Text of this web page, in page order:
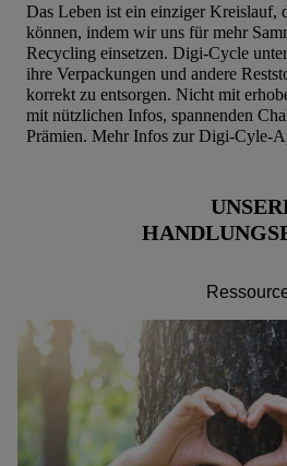
Das Leben ist ein einziger Kreislauf,
können, indem wir uns für mehr
Recycling einsetzen. Digi-Cycle
ihre Verpackungen und andere
korrekt zu entsorgen. Nicht mit
mit nützlichen Infos, spannenden
Prämien. Mehr Infos zur Digi-Cyle-